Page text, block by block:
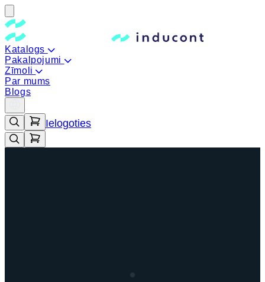
Katalogs
Pakalpojumi
Zīmoli
Par mums
Blogs
Ielogoties